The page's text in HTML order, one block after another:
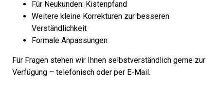
Für Neukunden: Kistenpfand
Weitere kleine Korrekturen zur besseren
Verständlichkeit
Formale Anpassungen
Für Fragen stehen wir Ihnen selbstverständlich gerne zur
Verfügung – telefonisch oder per E-Mail.